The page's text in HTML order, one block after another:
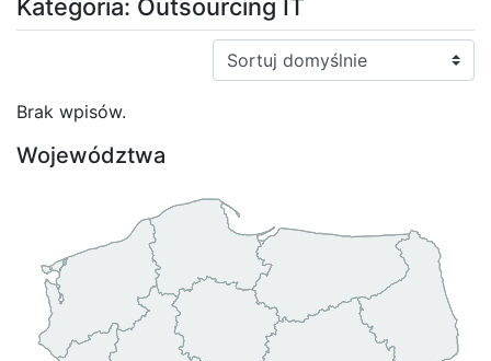
Kategoria: Outsourcing IT
Sortuj:
Brak wpisów.
Województwa